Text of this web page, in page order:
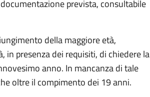
prevista, consultabile
della maggiore età,
presenza dei requisiti, di chiedere la
anno. In mancanza di tale
oltre il compimento dei 19 anni.